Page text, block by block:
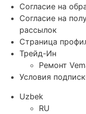
Согласие на
Согласие на
рассылок
Страница
Трейд-Ин
Ремонт
Условия
Uzbek
RU